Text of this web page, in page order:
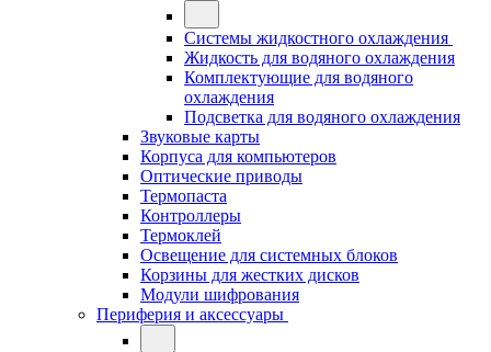
Системы жидкостного охлаждения
Жидкость для водяного охлаждения
Комплектующие для водяного
охлаждения
Подсветка для водяного охлаждения
Звуковые карты
Корпуса для компьютеров
Оптические приводы
Термопаста
Контроллеры
Термоклей
Освещение для системных блоков
Корзины для жестких дисков
Модули шифрования
Периферия и аксессуары